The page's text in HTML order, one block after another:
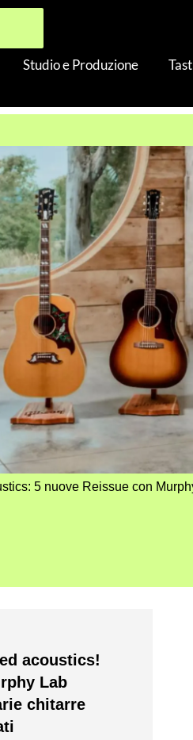
Studio e Produzione
5 nuove Reissue con
acoustics!
Lab
chitarre